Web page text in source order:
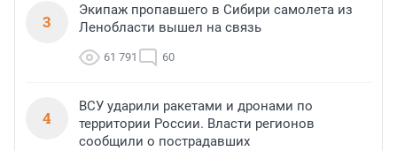
3
Экипаж пропавшего в Сибири самолета из
Ленобласти вышел на связь
61 791 60
4
ВСУ ударили ракетами и дронами по
территории России. Власти регионов
сообщили о пострадавших